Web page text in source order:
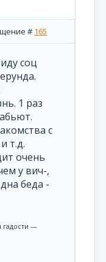
# 165
соц
1 раз
с
т.д.
очень
у вич-,
беда -
гадости —